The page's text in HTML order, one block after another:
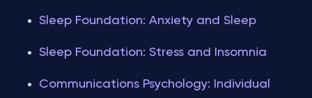
Sleep Foundation: Anxiety and Sleep
Sleep Foundation: Stress and Insomnia
Communications Psychology: Individual